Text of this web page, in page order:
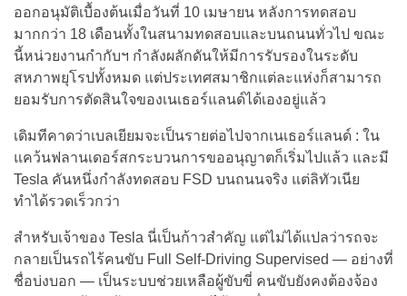
ออกอนุมัติเบื้องต้นเมื่อวันที่ 10 เมษายน หลังการทดสอบ
มากกว่า 18 เดือนทั้งในสนามทดสอบและบนถนนทั่วไป ขณะ
นี้หน่วยงานกำกับฯ กำลังผลักดันให้มีการรับรองในระดับ
สหภาพยุโรปทั้งหมด แต่ประเทศสมาชิกแต่ละแห่งก็สามารถ
ยอมรับการตัดสินใจของเนเธอร์แลนด์ได้เองอยู่แล้ว
เดิมทีคาดว่าเบลเยียมจะเป็นรายต่อไปจากเนเธอร์แลนด์ : ใน
แคว้นฟลานเดอร์สกระบวนการขออนุญาตก็เริ่มไปแล้ว และมี
Tesla คันหนึ่งกำลังทดสอบ FSD บนถนนจริง แต่ลิทัวเนีย
ทำได้รวดเร็วกว่า
สำหรับเจ้าของ Tesla นี่เป็นก้าวสำคัญ แต่ไม่ได้แปลว่ารถจะ
กลายเป็นรถไร้คนขับ Full Self-Driving Supervised — อย่างที่
ชื่อบ่งบอก — เป็นระบบช่วยเหลือผู้ขับขี่ คนขับยังคงต้องจ้อง